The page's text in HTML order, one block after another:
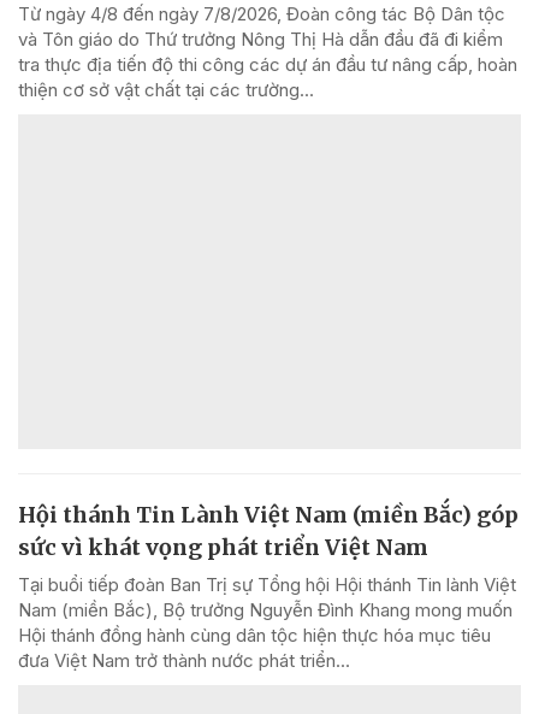
Từ ngày 4/8 đến ngày 7/8/2026, Đoàn công tác Bộ Dân tộc
và Tôn giáo do Thứ trưởng Nông Thị Hà dẫn đầu đã đi kiểm
tra thực địa tiến độ thi công các dự án đầu tư nâng cấp, hoàn
thiện cơ sở vật chất tại các trường...
Hội thánh Tin Lành Việt Nam (miền Bắc) góp
sức vì khát vọng phát triển Việt Nam
Tại buổi tiếp đoàn Ban Trị sự Tổng hội Hội thánh Tin lành Việt
Nam (miền Bắc), Bộ trưởng Nguyễn Đình Khang mong muốn
Hội thánh đồng hành cùng dân tộc hiện thực hóa mục tiêu
đưa Việt Nam trở thành nước phát triển...